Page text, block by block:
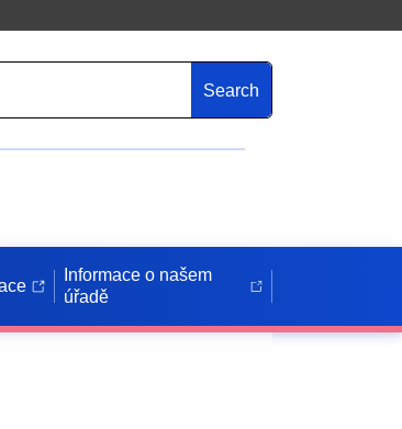
Search
Informace o našem
úřadě